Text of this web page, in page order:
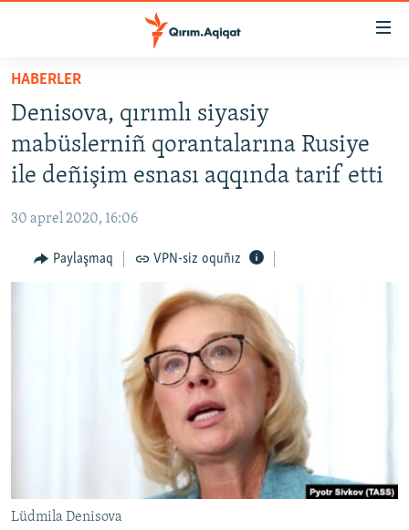
Esas
qaytmaq
Baş
navigatsiyağa
qaytmaq
Qıdıruvğa
qaytmaq
SİYASET
İQTİSADİYAT
MEDENİYET
İNSAN AQLARI
QOŞULIÑIZ!
HABERLER
Denisova, qırımlı siyasiy
mabüslerniñ qorantalarına Rusiye
ile deñişim esnası aqqında tarif etti
30 aprel 2020, 16:06
Paylaşmaq VPN-siz oquñız
Lüdmila Denisova